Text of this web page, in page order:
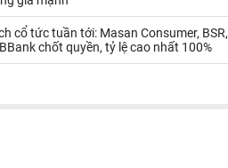
VLXD khác
Xi măng - Clynker
cổ tức tuần tới: Masan Consumer, BSR,
chốt quyền, tỷ lệ cao nhất 100%